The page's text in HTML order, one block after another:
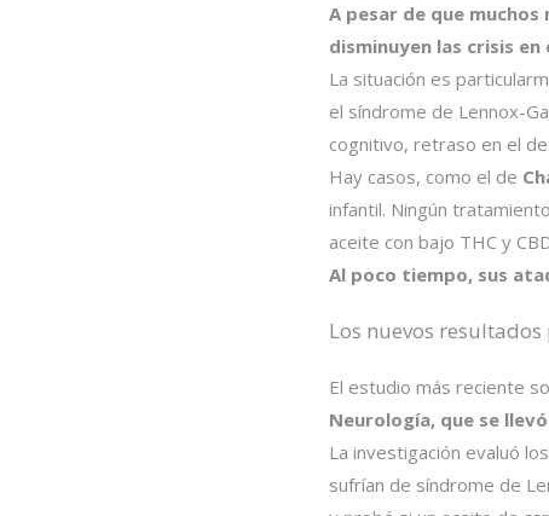
A pesar de que
disminuyen las crisis
La situación es
el síndrome de Lennox-
cognitivo, retraso en el
Hay casos, como el de
infantil. Ningún
aceite con bajo THC y
Al poco tiempo, sus
Los nuevos
El estudio más reciente
Neurología, que se
La investigación evaluó
sufrían de síndrome de